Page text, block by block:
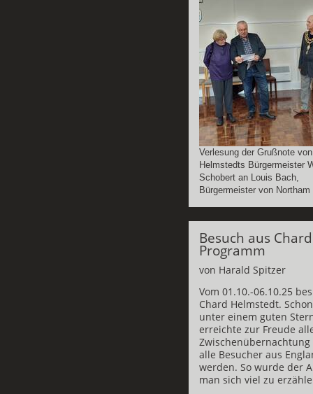
Verlesung der Grußnote von
Helmstedts Bürgermeister
Schobert an Louis Bach,
Bürgermeister von Northam
Besuch aus
Programm
von Harald Spitzer
Vom 01.10.-06.10.25
Chard Helmstedt.
unter einem guten
erreichte zur Freude
alle Besucher aus
werden. So wurde der
man sich viel zu